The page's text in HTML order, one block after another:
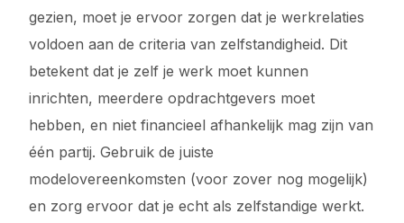
gezien, moet je ervoor zorgen dat je werkrelaties
voldoen aan de criteria van zelfstandigheid. Dit
betekent dat je zelf je werk moet kunnen
inrichten, meerdere opdrachtgevers moet
hebben, en niet financieel afhankelijk mag zijn van
één partij. Gebruik de juiste
modelovereenkomsten (voor zover nog mogelijk)
en zorg ervoor dat je echt als zelfstandige werkt.